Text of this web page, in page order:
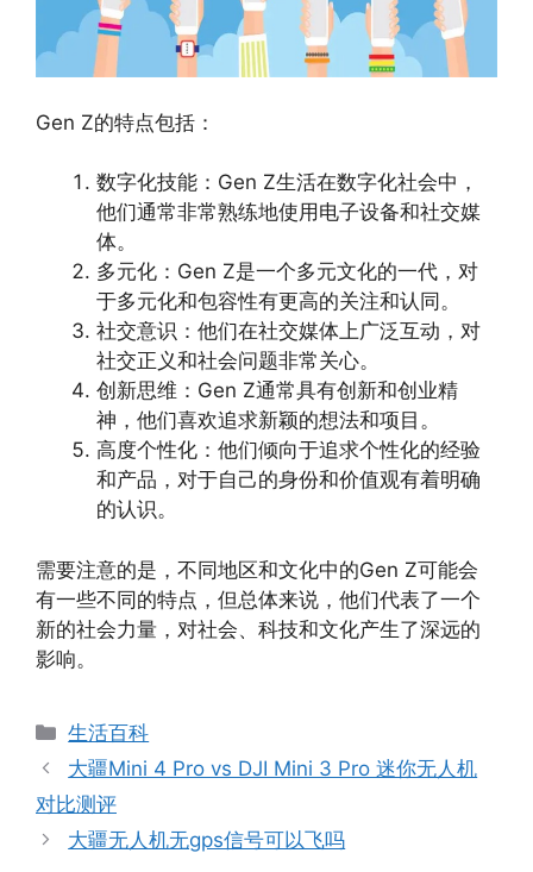
Gen Z的特点包括：
数字化技能：Gen Z生活在数字化社会中，
他们通常非常熟练地使用电子设备和社交媒
体。
多元化：Gen Z是一个多元文化的一代，对
于多元化和包容性有更高的关注和认同。
社交意识：他们在社交媒体上广泛互动，对
社交正义和社会问题非常关心。
创新思维：Gen Z通常具有创新和创业精
神，他们喜欢追求新颖的想法和项目。
高度个性化：他们倾向于追求个性化的经验
和产品，对于自己的身份和价值观有着明确
的认识。
需要注意的是，不同地区和文化中的Gen Z可能会
有一些不同的特点，但总体来说，他们代表了一个
新的社会力量，对社会、科技和文化产生了深远的
影响。
分
类
生活百科
大疆Mini 4 Pro vs DJI Mini 3 Pro 迷你无人机
对比测评
大疆无人机无gps信号可以飞吗